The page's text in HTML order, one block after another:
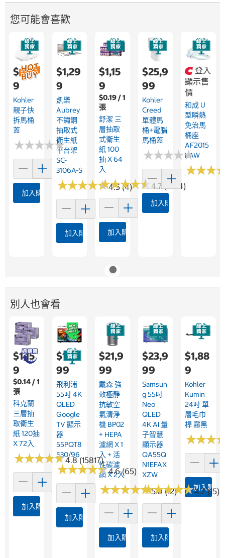
您可能會喜歡
$1,99
9
Kohler
親子快
拆馬桶
蓋
★★★★★
★★★★★
加入購物車
$1,29
9
凱樂
Aubrey
不鏽鋼
抽取式
衛生紙
平台架
SC-
3106A-S
★★★★★
★★★★★4.5 (4)
加入購物車
$1,15
9
$0.19 / 1
張
舒潔 三
層抽取
式衛生
紙 100
抽 X 64
入
★★★★★
★★★★★4.7 (2514)
加入購物車
$25,9
99
Kohler
Creed
單體馬
桶+電腦
馬桶蓋
★★★★★
★★★★★
加入購物車
登入
顯示售
價
和成 U
型瞬熱
免治馬
桶座
AF2015
LAW
★★★
★★★
別人也會看
$1,15
9
$0.14 / 1
張
科克蘭
三層抽
取衛生
紙 120抽
X 72入
★★★★★
★★★★★4.8 (15817)
加入購物車
$15,7
99
飛利浦
55吋 4K
QLED
Google
TV 顯示
器
55PQT8
530/96
★★★★★
★★★★★4.6 (65)
加入購物車
$21,9
99
戴森 強
效極靜
抗敏空
氣清淨
機 BP02
+ HEPA
濾網 X 1
入 + 活
性碳濾
網 X 2入
★★★★★
★★★★★5.0 (12)
加入購物車
$23,9
99
Samsun
G 55吋
Neo
QLED
4K AI 量
子智慧
顯示器
QA55Q
N1EFAX
XZW
★★★★★
★★★★★4.7 (15)
加入購物車
$1,88
9
Kohler
Kumin
24吋 單
層毛巾
桿 霧黑
★★★
★★★
加入購物